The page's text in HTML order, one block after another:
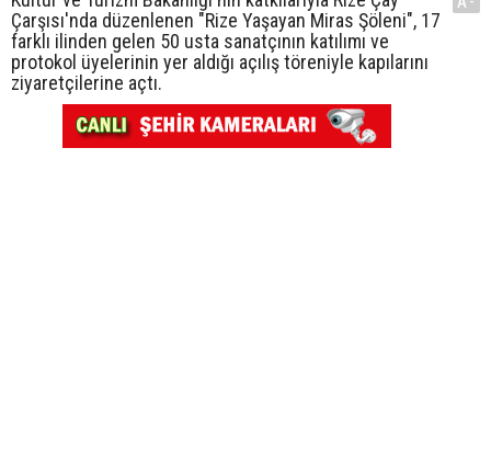
Çarşısı'nda düzenlenen "Rize Yaşayan Miras Şöleni", 17
farklı ilinden gelen 50 usta sanatçının katılımı ve
protokol üyelerinin yer aldığı açılış töreniyle kapılarını
ziyaretçilerine açtı.